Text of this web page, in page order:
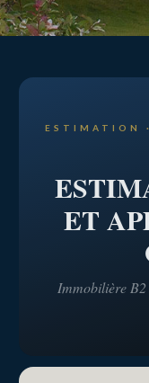
MAISON
ET
GENVAL
ESTIMATION
ET
Immobilière B2